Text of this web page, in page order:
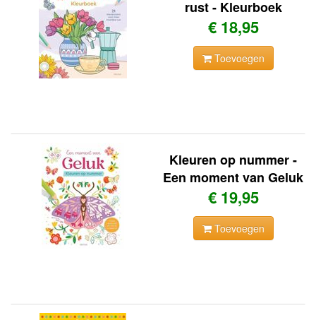
rust - Kleurboek
€ 18,95
Toevoegen
Kleuren op nummer -
Een moment van Geluk
€ 19,95
Toevoegen